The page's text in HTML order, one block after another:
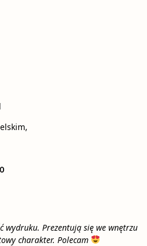
wydruku. Prezentują się we wnętrzu
charakter. Polecam